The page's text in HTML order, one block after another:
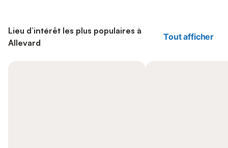
Lieu d’intérêt les plus populaires à
Allevard
Tout afficher